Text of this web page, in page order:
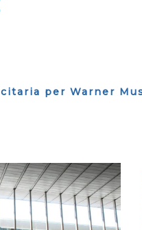
per Warner